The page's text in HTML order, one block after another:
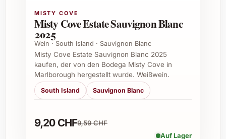
Begleiter für:
Sommerliche Grillabende
Feine Vorspeisen und leichte
Hauptgerichte wie Meeresfrüchte oder
mediterrane Küche
Gesellige Anlässe im privaten Kreis, zum
Beispiel Geburtstagsfeiern oder
Exklusive Firmenevents und Caterings
MISTY COVE
Misty Cove Estate Sauvignon Blanc
2025
Wein · South Island · Sauvignon Blanc
Misty Cove Estate Sauvignon Blanc 2025
kaufen, der von den Bodega Misty Cove in
Marlborough hergestellt wurde. Weißwein.
South Island Sauvignon Blanc
9,20 CHF9,59 CHF
Auf Lager